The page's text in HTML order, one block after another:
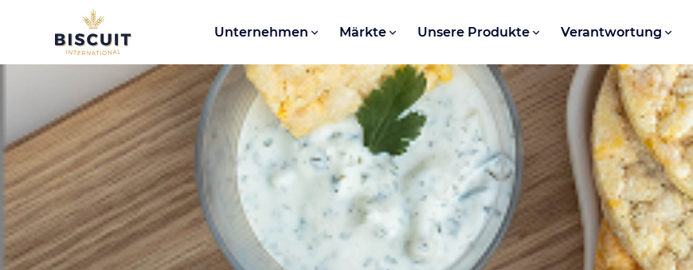
Aller au contenu Unternehmen Märkte Unsere Produkte Verantwortung